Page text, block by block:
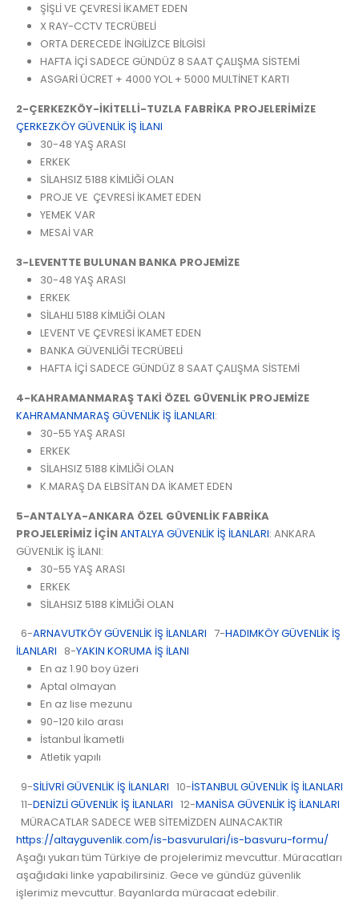
ŞİŞLİ VE ÇEVRESİ İKAMET EDEN
X RAY-CCTV TECRÜBELİ
ORTA DERECEDE İNGİLİZCE BİLGİSİ
HAFTA İÇİ SADECE GÜNDÜZ 8 SAAT ÇALIŞMA SİSTEMİ
ASGARİ ÜCRET + 4000 YOL + 5000 MULTİNET KARTI
2-ÇERKEZKÖY-İKİTELLİ-TUZLA FABRİKA PROJELERİMİZE
ÇERKEZKÖY GÜVENLİK İŞ İLANI
30-48 YAŞ ARASI
ERKEK
SİLAHSIZ 5188 KİMLİĞİ OLAN
PROJE VE ÇEVRESİ İKAMET EDEN
YEMEK VAR
MESAİ VAR
3-LEVENTTE BULUNAN BANKA PROJEMİZE
30-48 YAŞ ARASI
ERKEK
SİLAHLI 5188 KİMLİĞİ OLAN
LEVENT VE ÇEVRESİ İKAMET EDEN
BANKA GÜVENLİĞİ TECRÜBELİ
HAFTA İÇİ SADECE GÜNDÜZ 8 SAAT ÇALIŞMA SİSTEMİ
4-KAHRAMANMARAŞ TAKİ ÖZEL GÜVENLİK PROJEMİZE
KAHRAMANMARAŞ GÜVENLİK İŞ İLANLARI:
30-55 YAŞ ARASI
ERKEK
SİLAHSIZ 5188 KİMLİĞİ OLAN
K.MARAŞ DA ELBSİTAN DA İKAMET EDEN
5-ANTALYA-ANKARA ÖZEL GÜVENLİK FABRİKA
PROJELERİMİZ İÇİNANTALYA GÜVENLİK İŞ İLANLARI: ANKARA
GÜVENLİK İŞ İLANI:
30-55 YAŞ ARASI
ERKEK
SİLAHSIZ 5188 KİMLİĞİ OLAN
6-ARNAVUTKÖY GÜVENLİK İŞ İLANLARI 7-HADIMKÖY GÜVENLİK İŞ
İLANLARI 8-YAKIN KORUMA İŞ İLANI
En az 1.90 boy üzeri
Aptal olmayan
En az lise mezunu
90-120 kilo arası
İstanbul İkametli
Atletik yapılı
9-SİLİVRİ GÜVENLİK İŞ İLANLARI 10-İSTANBUL GÜVENLİK İŞ İLANLARI
11-DENİZLİ GÜVENLİK İŞ İLANLARI 12-MANİSA GÜVENLİK İŞ İLANLARI
MÜRACATLAR SADECE WEB SİTEMİZDEN ALINACAKTIR
https://altayguvenlik.com/is-basvurulari/is-basvuru-formu/
Aşağı yukarı tüm Türkiye de projelerimiz mevcuttur. Müracatları
aşağıdaki linke yapabilirsiniz. Gece ve gündüz güvenlik
işlerimiz mevcuttur. Bayanlarda müracaat edebilir.